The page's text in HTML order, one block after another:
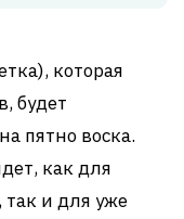
которая
будет
пятно воска.
как для
так и для уже